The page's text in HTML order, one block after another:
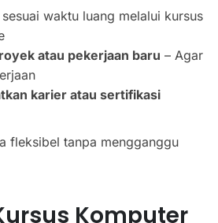
waktu luang melalui kursus
atau pekerjaan baru – Agar
karier atau sertifikasi
fleksibel tanpa mengganggu
Komputer